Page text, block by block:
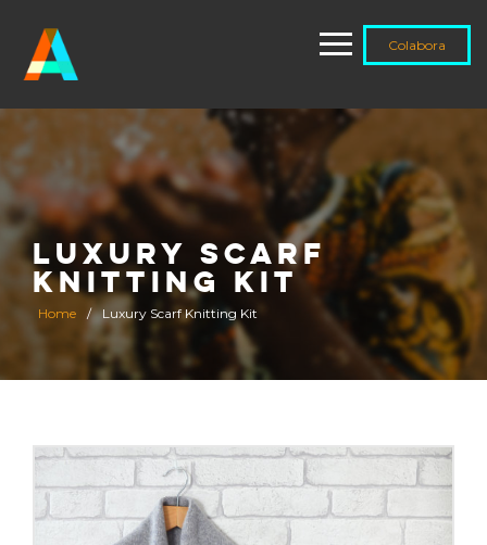
Colabora
LUXURY SCARF
KNITTING KIT
Home / Luxury Scarf Knitting Kit